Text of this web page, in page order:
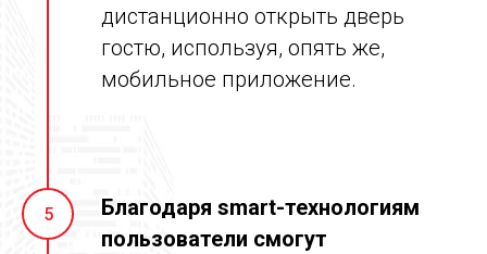
дистанционно открыть дверь
гостю, используя, опять же,
мобильное приложение.
5
Благодаря smart-технологиям
пользователи смогут